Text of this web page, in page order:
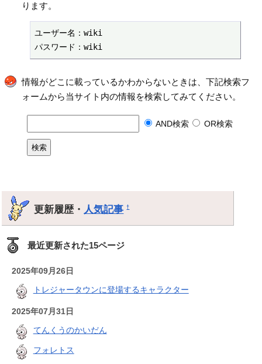
ります。
ユーザー名：wiki
パスワード：wiki
情報がどこに載っているかわからないときは、下記検索フ
ォームから当サイト内の情報を検索してみてください。
AND検索 OR検索
更新履歴・ 人気記事 †
最近更新された15ページ
2025年09月26日
トレジャータウンに登場するキャラクター
2025年07月31日
てんくうのかいだん
フォレトス